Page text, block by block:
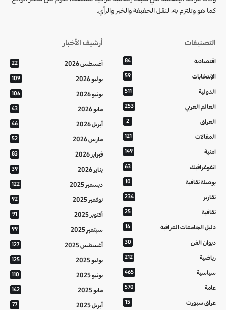
كما هو وتلتزم به، لنقل الحقيقة والخبر والرأي.
التصنيفات
اقتصادية 84
الإنتخابات 59
الدولية 511
العالم العربي 253
العراق 2
المقالات 121
امنية 149
انفوغرافيك 63
بوصلة ثقافية 10
تقارير 234
ثقافية 25
دليل الجامعات العراقية 14
ديوان الفن 30
رياضية 212
سياسية 465
عامة 570
عراق سبورت 15
أرشيف الأخبار
أغسطس 2026 22
يوليو 2026 109
يونيو 2026 106
مايو 2026 43
أبريل 2026 46
مارس 2026 52
فبراير 2026 83
يناير 2026 39
ديسمبر 2025 122
نوفمبر 2025 92
أكتوبر 2025 91
سبتمبر 2025 99
أغسطس 2025 127
يوليو 2025 125
يونيو 2025 110
مايو 2025 142
أبريل 2025 77